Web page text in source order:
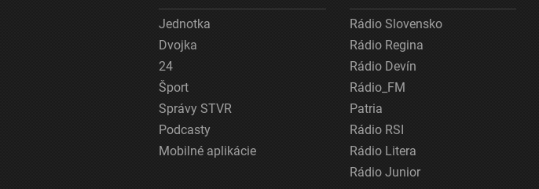
Jednotka
Dvojka
24
Šport
Správy STVR
Podcasty
Mobilné aplikácie
Rádio Slovensko
Rádio Regina
Rádio Devín
Rádio_FM
Patria
Rádio RSI
Rádio Litera
Rádio Junior